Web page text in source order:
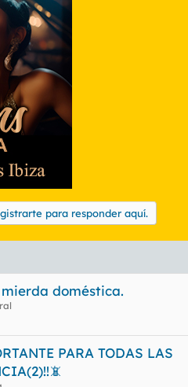
para responder aquí.
doméstica.
PARA TODAS LAS